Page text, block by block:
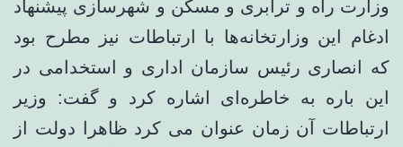
وزارت راه و ترابری و مسکن و شهرسازی پیشنهاد
ادغام این وزارتخانه‌ها با ارتباطات نیز مطرح بود
که انصاری رئیس سازمان اداری و استخدامی در
این باره به خاطره‌ای اشاره کرد و گفت: وزیر
ارتباطات آن زمان عنوان می کرد ظاهرا دولت از